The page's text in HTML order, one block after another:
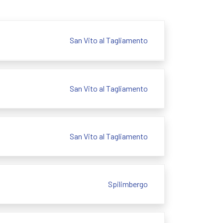
San Vito al Tagliamento
San Vito al Tagliamento
San Vito al Tagliamento
Spilimbergo